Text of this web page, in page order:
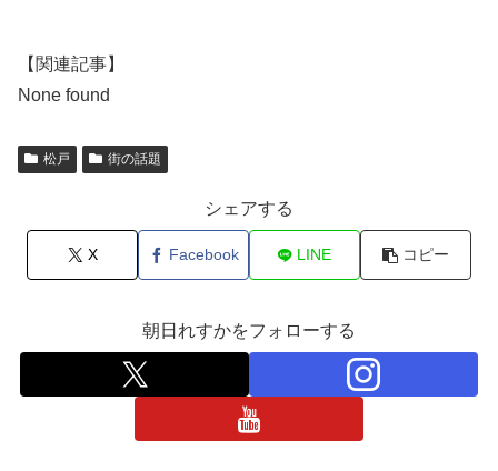
【関連記事】
None found
松戸 街の話題
シェアする
X Facebook LINE コピー
朝日れすかをフォローする